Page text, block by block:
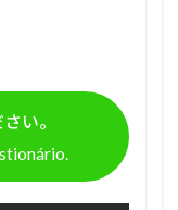
い。